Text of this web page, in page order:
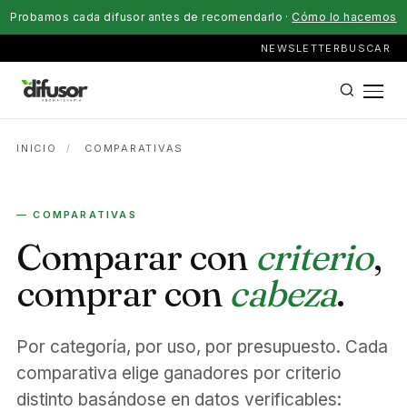
Probamos cada difusor antes de recomendarlo · Cómo lo hacemos
NEWSLETTER BUSCAR
INICIO / COMPARATIVAS
— COMPARATIVAS
Comparar con criterio,
comprar con cabeza.
Por categoría, por uso, por presupuesto. Cada
comparativa elige ganadores por criterio
distinto basándose en datos verificables: